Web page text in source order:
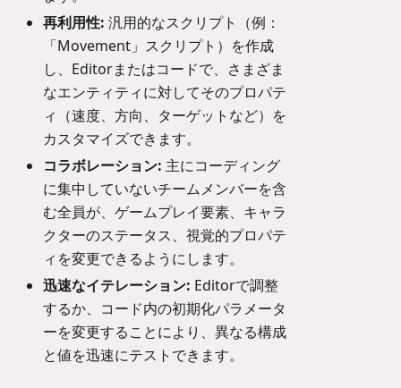
再利用性: 汎用的なスクリプト（例：
「Movement」スクリプト）を作成
し、Editorまたはコードで、さまざま
なエンティティに対してそのプロパテ
ィ（速度、方向、ターゲットなど）を
カスタマイズできます。
コラボレーション: 主にコーディング
に集中していないチームメンバーを含
む全員が、ゲームプレイ要素、キャラ
クターのステータス、視覚的プロパテ
ィを変更できるようにします。
迅速なイテレーション: Editorで調整
するか、コード内の初期化パラメータ
ーを変更することにより、異なる構成
と値を迅速にテストできます。